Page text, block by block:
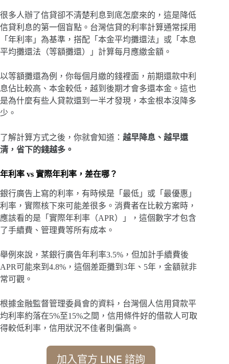
很多人辦了信貸卻不清楚利息到底怎麼來的，這是降低
信貸利息的第一個盲點。台灣信貸的利率計算通常採用
「年利率」為基準，搭配「本金平均攤還法」或「本息
平均攤還法（等額攤還）」計算每月應繳金額。
以等額攤還為例，你每個月繳的錢裡面，前期還款中利
息佔比較高、本金較低，越到後期才會多還本金。這也
是為什麼有些人貸款還到一半才發現，本金根本沒降多
少。
了解計算方式之後，你就會知道： 越早降息、越早還
清，省下的錢越多。
年利率 vs 實際年利率，差在哪？
銀行廣告上寫的利率，有時候是「最低」或「最優惠」
利率，實際核下來可能差很多。消費者在比較方案時，
應該看的是「實際年利率（APR）」，這個數字才包含
了手續費、管理費等所有成本。
舉例來說，某銀行廣告年利率3.5%，但加計手續費後
APR可能來到4.8%，這個差距攤到3年、5年，金額就非
常可觀。
根據金融監督管理委員會的資料，台灣個人信用貸款平
均利率約落在5%至15%之間，信用條件好的借款人可取
得較低利率，信用狀況不佳者則偏高。
加入官方 LINE 諮詢